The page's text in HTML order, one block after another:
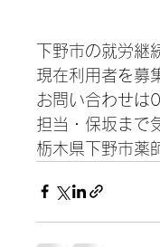
下野市の就労継
現在利用者を募
お問い合わせ
担当・保坂まで
栃木県下野市薬